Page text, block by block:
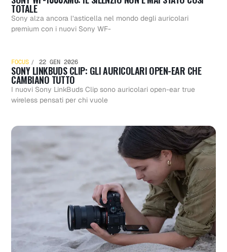
TOTALE
Sony alza ancora l’asticella nel mondo degli auricolari
premium con i nuovi Sony WF-
Sony
Clip: gli
open-ear
FOCUS 22 GEN 2026
SONY LINKBUDS CLIP: GLI AURICOLARI OPEN-EAR CHE
CAMBIANO TUTTO
I nuovi Sony LinkBuds Clip sono auricolari open-ear true
wireless pensati per chi vuole